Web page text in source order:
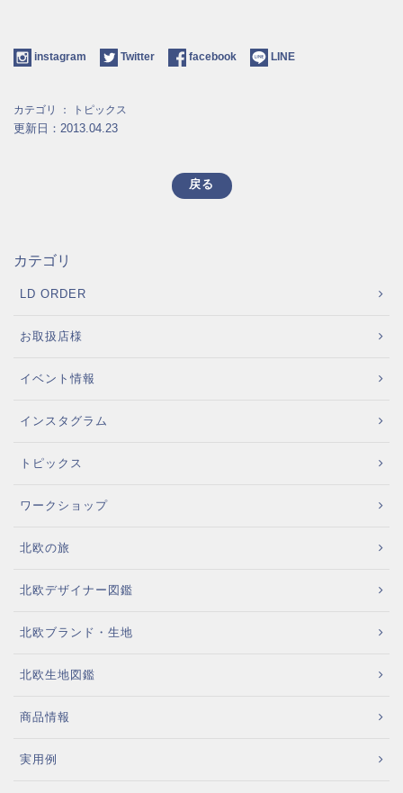
instagram Twitter facebook LINE
カテゴリ ： トピックス
更新日：2013.04.23
戻る
カテゴリ
LD ORDER
お取扱店様
イベント情報
インスタグラム
トピックス
ワークショップ
北欧の旅
北欧デザイナー図鑑
北欧ブランド・生地
北欧生地図鑑
商品情報
実用例